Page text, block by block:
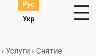
Рус
Укр
› Услуги › Снятие